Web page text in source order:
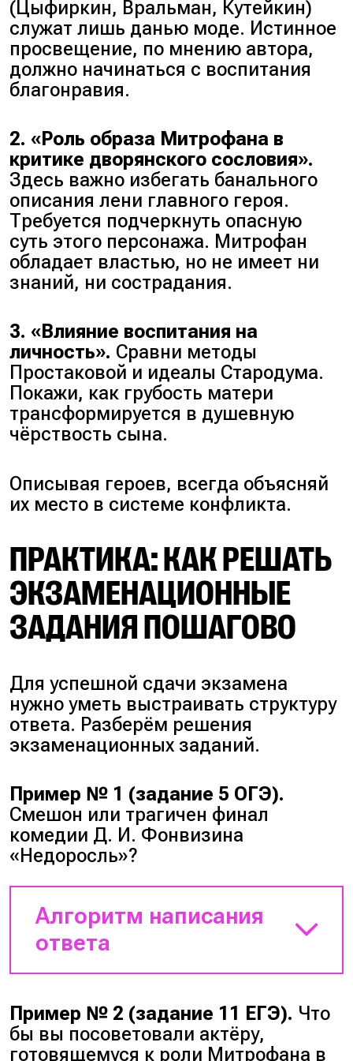
(Цыфиркин, Вральман, Кутейкин)
служат лишь данью моде. Истинное
просвещение, по мнению автора,
должно начинаться с воспитания
благонравия.
2. «Роль образа Митрофана в
критике дворянского сословия».
Здесь важно избегать банального
описания лени главного героя.
Требуется подчеркнуть опасную
суть этого персонажа. Митрофан
обладает властью, но не имеет ни
знаний, ни сострадания.
3. «Влияние воспитания на
личность». Сравни методы
Простаковой и идеалы Стародума.
Покажи, как грубость матери
трансформируется в душевную
чёрствость сына.
Описывая героев, всегда объясняй
их место в системе конфликта.
ПРАКТИКА: КАК РЕШАТЬ
ЭКЗАМЕНАЦИОННЫЕ
ЗАДАНИЯ ПОШАГОВО
Для успешной сдачи экзамена
нужно уметь выстраивать структуру
ответа. Разберём решения
экзаменационных заданий.
Пример № 1 (задание 5 ОГЭ).
Смешон или трагичен финал
комедии Д. И. Фонвизина
«Недоросль»?
Алгоритм написания
ответа
суть финала.Имение
Простаковой переходит в
опеку, а сын грубо отталкивает
Пример № 2 (задание 11 ЕГЭ). Что
бы вы посоветовали актёру,
готовящемуся к роли Митрофана в